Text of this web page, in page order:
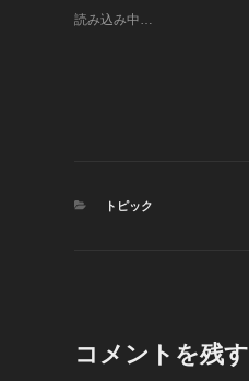
読み込み中…
カ
トピック
コメントを残す